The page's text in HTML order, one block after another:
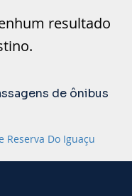
resultado
de ônibus
Reserva Do Iguaçu